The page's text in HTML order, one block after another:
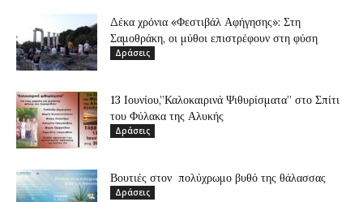
Δέκα χρόνια «Φεστιβάλ Αφήγησης»: Στη
Σαμοθράκη, οι μύθοι επιστρέφουν στη φύση
Δράσεις
13 Ιουνίου,”Καλοκαιρινά Ψιθυρίσματα” στο Σπίτι
του Φύλακα της Αλυκής
Δράσεις
Βουτιές στον πολύχρωμο βυθό της θάλασσας
Δράσεις